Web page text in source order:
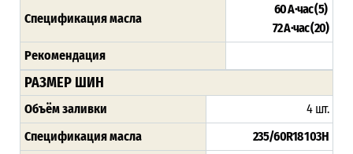
Спецификация масла
60 А·час (5)
72 А·час (20)
Рекомендация
РАЗМЕР ШИН
Объём заливки
4 шт.
Спецификация масла
235/60R18 103H